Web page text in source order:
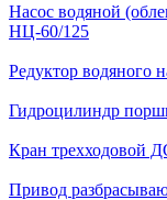
Насос водяной
НЦ-60/125
Редуктор водяного
Гидроцилиндр
Кран трехходовой
Привод